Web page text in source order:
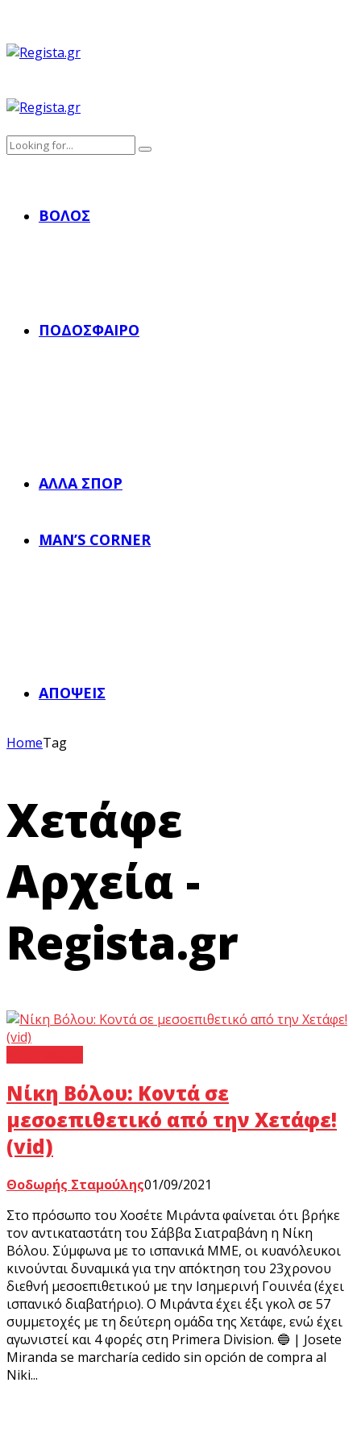
ΒΌΛΟΣ
ΠΟΔΌΣΦΑΙΡΟ
ΆΛΛΑ ΣΠΟΡ
MAN’S CORNER
ΑΠΌΨΕΙΣ
HomeTag
Χετάφε
Αρχεία -
Regista.gr
Νίκη Βόλου: Κοντά σε
μεσοεπιθετικό από την Χετάφε!
(vid)
Θοδωρής Σταμούλης01/09/2021
Στο πρόσωπο του Χοσέτε Μιράντα φαίνεται ότι βρήκε
τον αντικαταστάτη του Σάββα Σιατραβάνη η Νίκη
Βόλου. Σύμφωνα με το ισπανικά ΜΜΕ, οι κυανόλευκοι
κινούνται δυναμικά για την απόκτηση του 23χρονου
διεθνή μεσοεπιθετικού με την Ισημερινή Γουινέα (έχει
ισπανικό διαβατήριο). Ο Μιράντα έχει έξι γκολ σε 57
συμμετοχές με τη δεύτερη ομάδα της Χετάφε, ενώ έχει
αγωνιστεί και 4 φορές στη Primera Division. 🔵 | Josete
Miranda se marcharía cedido sin opción de compra al
Niki...